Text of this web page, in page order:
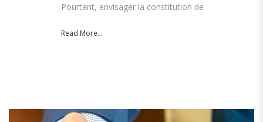
Pourtant, envisager la constitution de
Read More...